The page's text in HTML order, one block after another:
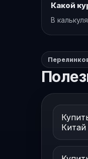
Какой
В
Китай